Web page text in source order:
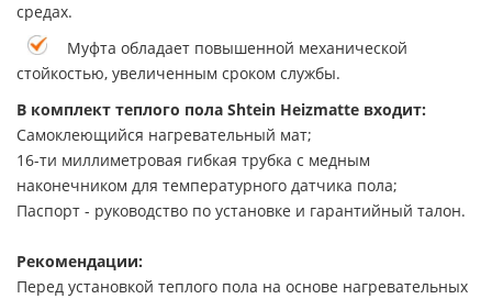
средах.
Муфта обладает повышенной механической
стойкостью, увеличенным сроком службы.
В комплект теплого пола Shtein Heizmatte входит:
Самоклеющийся нагревательный мат;
16-ти миллиметровая гибкая трубка с медным
наконечником для температурного датчика пола;
Паспорт - руководство по установке и гарантийный талон.
Рекомендации:
Перед установкой теплого пола на основе нагревательных